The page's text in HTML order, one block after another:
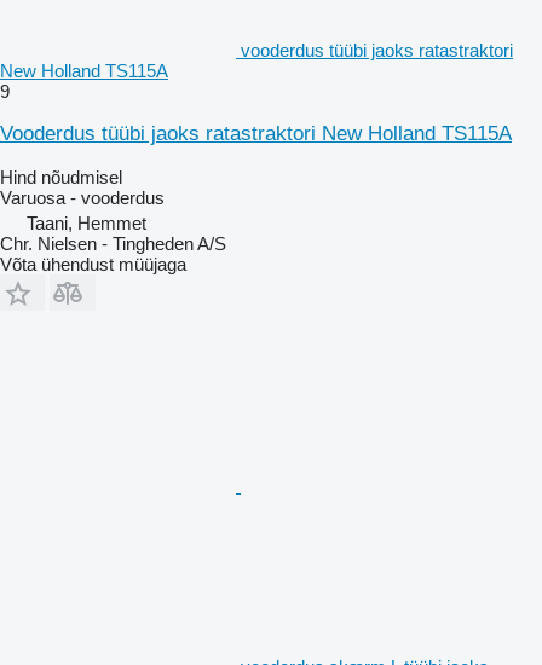
vooderdus tüübi jaoks ratastraktori
New Holland TS115A
9
Vooderdus tüübi jaoks ratastraktori New Holland TS115A
Hind nõudmisel
Varuosa - vooderdus
Taani, Hemmet
Chr. Nielsen - Tingheden A/S
Võta ühendust müüjaga